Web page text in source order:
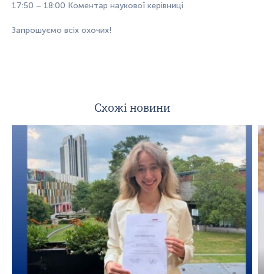
17:50 – 18:00 Коментар наукової керівниці
Запрошуємо всіх охочих!
Схожі новини